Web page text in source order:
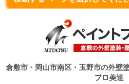
倉敷市・岡山市南区・玉野市の外壁
プロ美達